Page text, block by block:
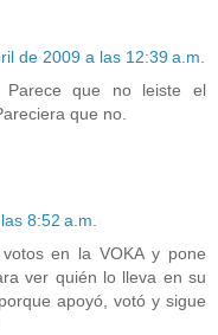
de 2009 a las 12:39 a.m.
Parece que no leiste el
que no.
8:52 a.m.
en la VOKA y pone
ver quién lo lleva en su
apoyó, votó y sigue